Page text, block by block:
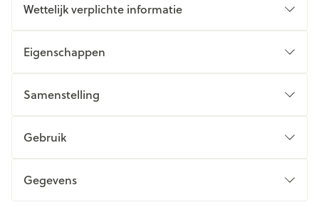
Wettelijk verplichte informatie
Eigenschappen
Samenstelling
Gebruik
Gegevens